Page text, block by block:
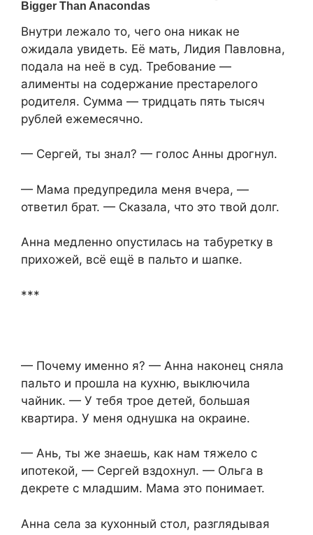
Внутри лежало то, чего она никак не
ожидала увидеть. Её мать, Лидия Павловна,
подала на неё в суд. Требование —
алименты на содержание престарелого
родителя. Сумма — тридцать пять тысяч
рублей ежемесячно.
— Сергей, ты знал? — голос Анны дрогнул.
— Мама предупредила меня вчера, —
ответил брат. — Сказала, что это твой долг.
Анна медленно опустилась на табуретку в
прихожей, всё ещё в пальто и шапке.
***
— Почему именно я? — Анна наконец сняла
пальто и прошла на кухню, выключила
чайник. — У тебя трое детей, большая
квартира. У меня однушка на окраине.
— Ань, ты же знаешь, как нам тяжело с
ипотекой, — Сергей вздохнул. — Ольга в
декрете с младшим. Мама это понимает.
Анна села за кухонный стол, разглядывая